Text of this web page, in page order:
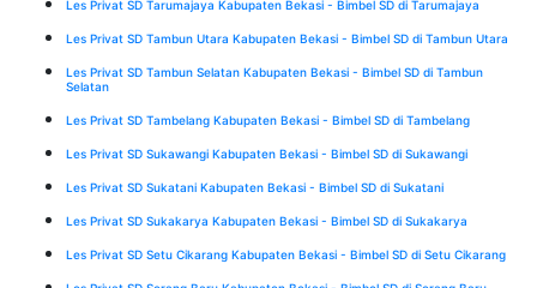
Les Privat SD Tarumajaya Kabupaten Bekasi - Bimbel SD di Tarumajaya
Les Privat SD Tambun Utara Kabupaten Bekasi - Bimbel SD di Tambun Utara
Les Privat SD Tambun Selatan Kabupaten Bekasi - Bimbel SD di Tambun
Selatan
Les Privat SD Tambelang Kabupaten Bekasi - Bimbel SD di Tambelang
Les Privat SD Sukawangi Kabupaten Bekasi - Bimbel SD di Sukawangi
Les Privat SD Sukatani Kabupaten Bekasi - Bimbel SD di Sukatani
Les Privat SD Sukakarya Kabupaten Bekasi - Bimbel SD di Sukakarya
Les Privat SD Setu Cikarang Kabupaten Bekasi - Bimbel SD di Setu Cikarang